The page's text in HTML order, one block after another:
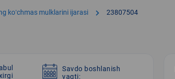
koʻchmas mulklarini ijarasi chevron_right 23807504
Savdo boshlanish
vaqti: